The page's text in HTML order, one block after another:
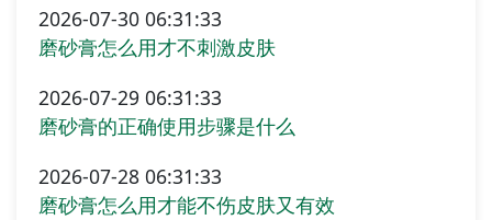
2026-07-30 06:31:33
磨砂膏怎么用才不刺激皮肤
2026-07-29 06:31:33
磨砂膏的正确使用步骤是什么
2026-07-28 06:31:33
磨砂膏怎么用才能不伤皮肤又有效